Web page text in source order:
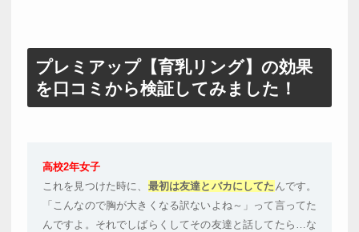
プレミアップ【育乳リング】の効果
を口コミから検証してみました！
高校2年女子
これを見つけた時に、 最初は友達とバカにしてた んです。
「こんなので胸が大きくなる訳ないよね～」って言ってた
んですよ。それでしばらくしてその友達と話してたら…な